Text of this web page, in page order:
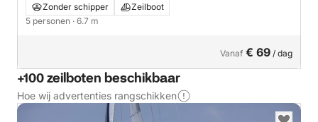
Zonder schipper
Zeilboot
5 personen · 6.7 m
Vanaf € 69 / dag
+100 zeilboten beschikbaar
Hoe wij advertenties rangschikken